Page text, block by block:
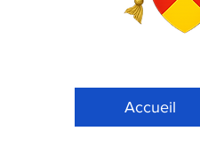
Accueil